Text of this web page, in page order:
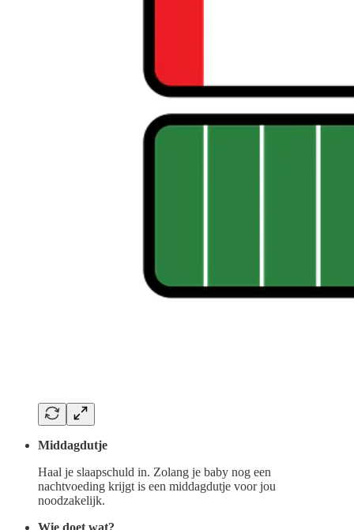
Middagdutje
Haal je slaapschuld in. Zolang je baby nog een
nachtvoeding krijgt is een middagdutje voor jou
noodzakelijk.
Wie doet wat?